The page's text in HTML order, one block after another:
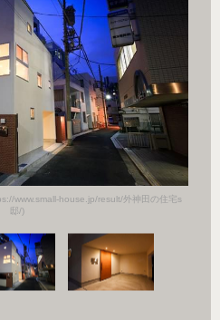
www.small-house.jp/result/外神田の住宅s
邸/)